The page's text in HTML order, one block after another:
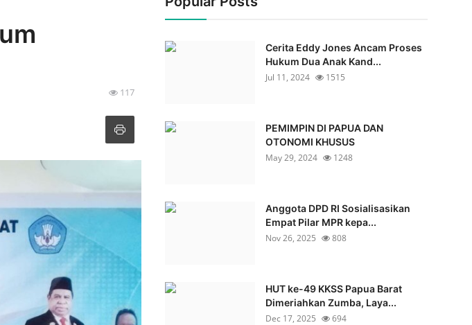
117
Cerita Eddy Jones Ancam Proses
Hukum Dua Anak Kand...
Jul 11, 2024
1515
PEMIMPIN DI PAPUA DAN
OTONOMI KHUSUS
May 29, 2024
1248
Anggota DPD RI Sosialisasikan
Empat Pilar MPR kepa...
Nov 26, 2025
808
HUT ke-49 KKSS Papua Barat
Dimeriahkan Zumba, Laya...
Dec 17, 2025
694